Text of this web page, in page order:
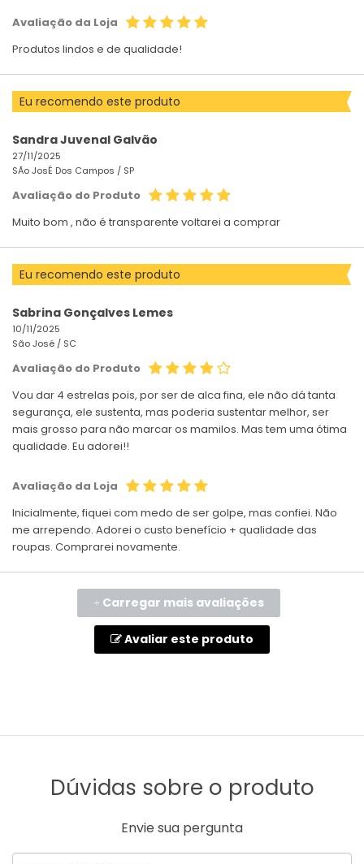
Avaliação da Loja
Produtos lindos e de qualidade!
Eu recomendo este produto
Sandra Juvenal Galvão
27/11/2025
SÃo JosÉ Dos Campos / SP
Avaliação do Produto
Muito bom , não é transparente voltarei a comprar
Eu recomendo este produto
Sabrina Gonçalves Lemes
10/11/2025
São José / SC
Avaliação do Produto
Vou dar 4 estrelas pois, por ser de alca fina, ele não dá tanta
segurança, ele sustenta, mas poderia sustentar melhor, ser
mais grosso para não marcar os mamilos. Mas tem uma ótima
qualidade. Eu adorei!!
Avaliação da Loja
Inicialmente, fiquei com medo de ser golpe, mas confiei. Não
me arrependo. Adorei o custo benefício + qualidade das
roupas. Comprarei novamente.
+ Carregar mais avaliações
Avaliar este produto
Dúvidas sobre o produto
Envie sua pergunta